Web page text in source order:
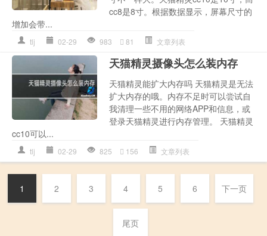
cc8是8寸。根据数据显示，屏幕尺寸的
增加会带...
tlj 02-29 983 81 文章列表
天猫精灵摄像头怎么装内存
天猫精灵能扩大内存吗 天猫精灵是无法
扩大内存的哦。内存不足时可以尝试自
我清理一些不用的网络APP和信息，或
登录天猫精灵进行内存管理。 天猫精灵
cc10可以...
tlj 02-29 825 156 文章列表
1 2 3 4 5 6 下一页
尾页